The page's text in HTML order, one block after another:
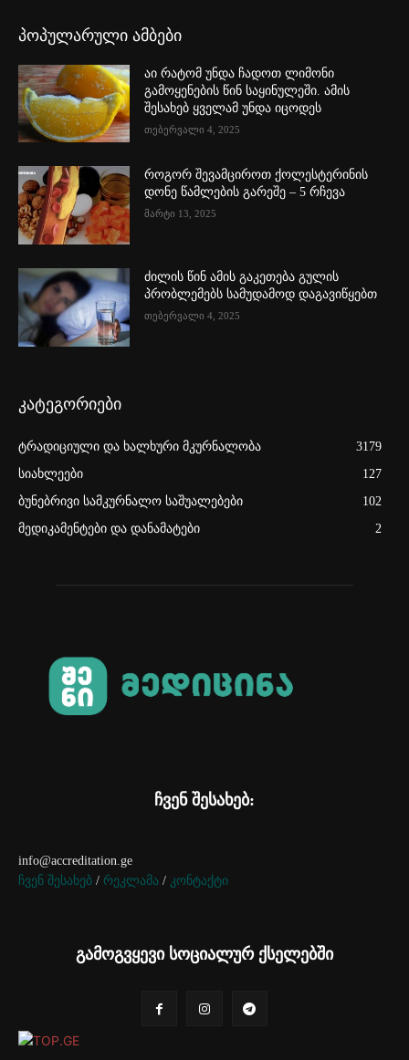
პოპულარული ამბები
აი რატომ უნდა ჩადოთ ლიმონი
გამოყენების წინ საყინულეში. ამის
შესახებ ყველამ უნდა იცოდეს
თებერვალი 4, 2025
როგორ შევამციროთ ქოლესტერინის
დონე წამლების გარეშე – 5 რჩევა
მარტი 13, 2025
ძილის წინ ამის გაკეთება გულის
პრობლემებს სამუდამოდ დაგავიწყებთ
თებერვალი 4, 2025
კატეგორიები
ტრადიციული და ხალხური მკურნალობა
3179
სიახლეები
127
ბუნებრივი სამკურნალო საშუალებები
102
მედიკამენტები და დანამატები
2
ჩვენ შესახებ:
info@accreditation.ge
ჩვენ შესახებ / რეკლამა / კონტაქტი
გამოგვყევი სოციალურ ქსელებში